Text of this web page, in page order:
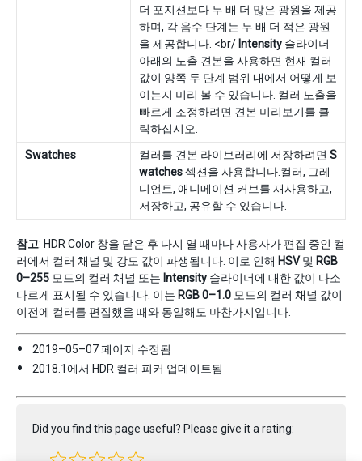
더 포지션보다 두 배 더 많은 광원을 제공
하며, 각 음수 단계는 두 배 더 적은 광원
을 제공합니다. <br/ Intensity 슬라이더
아래의 노출 견본을 사용하면 현재 컬러
값이 양쪽 두 단계 범위 내에서 어떻게 보
이는지 미리 볼 수 있습니다. 컬러 노출을
빠르게 조정하려면 견본 미리보기를 클
릭하십시오.
Swatches
컬러를 견본 라이브러리에 저장하려면 S
watches섹션을 사용합니다.컬러, 그레
디언트, 애니메이션 커브를 재사용하고,
저장하고, 공유할 수 있습니다.
참고: HDR Color 창을 닫은 후 다시 열 때마다 사용자가 편집 중인 컬
러에서 컬러 채널 및 강도 값이 파생됩니다. 이로 인해 HSV 및 RGB
0–255 모드의 컬러 채널 또는 Intensity 슬라이더에 대한 값이 다소
다르게 표시될 수 있습니다. 이는 RGB 0–1.0 모드의 컬러 채널 값이
이전에 컬러를 편집했을 때와 동일해도 마찬가지입니다.
2019–05–07 페이지 수정됨
2018.1에서 HDR 컬러 피커 업데이트됨
Did you find this page useful? Please give it a rating: